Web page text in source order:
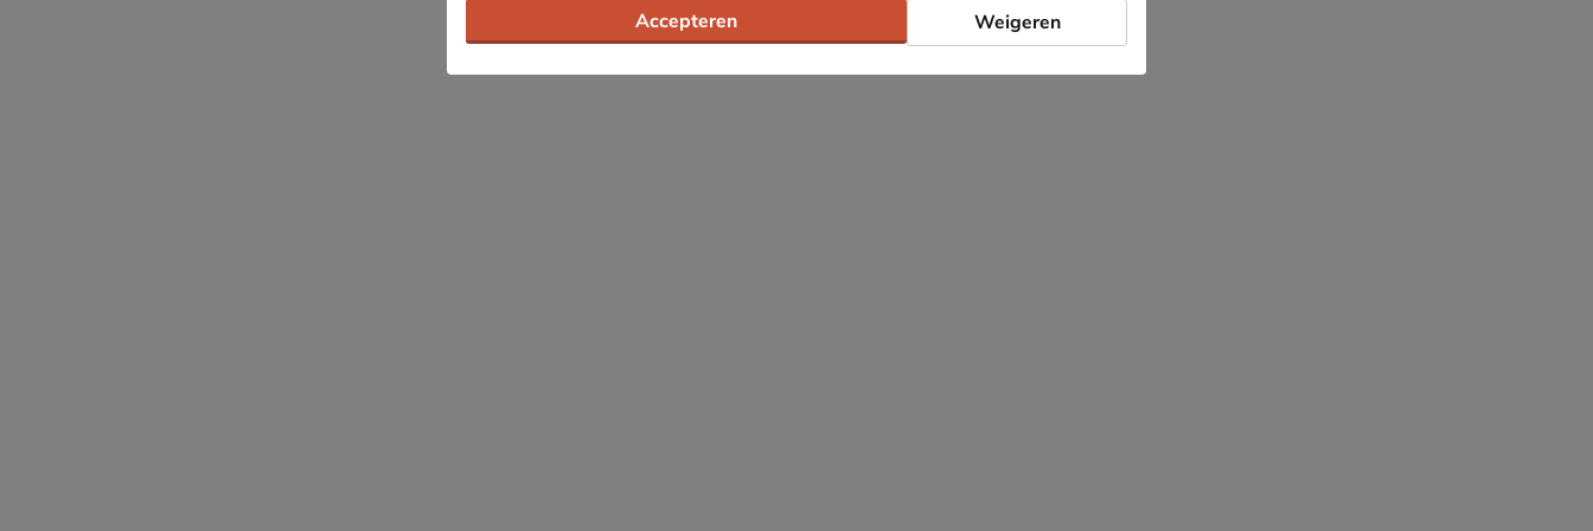
Accepteren Weigeren